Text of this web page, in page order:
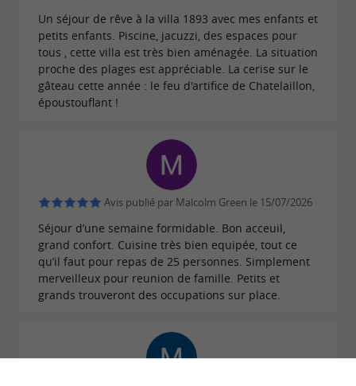
Un séjour de rêve à la villa 1893 avec mes enfants et
petits enfants. Piscine, jacuzzi, des espaces pour
tous , cette villa est très bien aménagée. La situation
proche des plages est appréciable. La cerise sur le
gâteau cette année : le feu d'artifice de Chatelaillon,
époustouflant !
Avis publié par Malcolm Green le 15/07/2026
Séjour d’une semaine formidable. Bon acceuil,
grand confort. Cuisine très bien equipée, tout ce
qu’il faut pour repas de 25 personnes. Simplement
merveilleux pour reunion de famille. Petits et
grands trouveront des occupations sur place.